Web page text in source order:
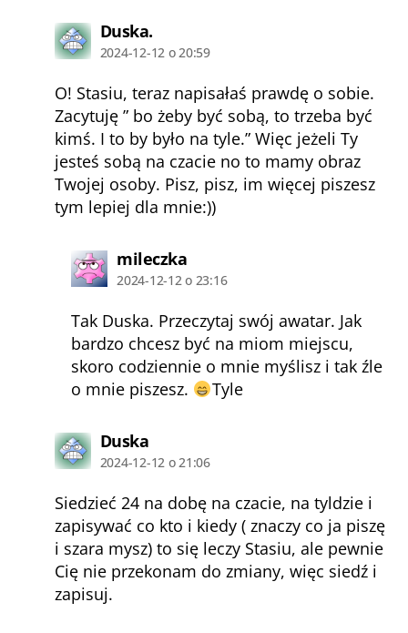
Duska.komentarz:
2024-12-12 o 20:59
O! Stasiu, teraz napisałaś prawdę o sobie.
Zacytuję ” bo żeby być sobą, to trzeba być
kimś. I to by było na tyle.” Więc jeżeli Ty
jesteś sobą na czacie no to mamy obraz
Twojej osoby. Pisz, pisz, im więcej piszesz
tym lepiej dla mnie:))
mileczkakomentarz:
2024-12-12 o 23:16
Tak Duska. Przeczytaj swój awatar. Jak
bardzo chcesz być na miom miejscu,
skoro codziennie o mnie myślisz i tak źle
o mnie piszesz.
Tyle
Duskakomentarz:
2024-12-12 o 21:06
Siedzieć 24 na dobę na czacie, na tyldzie i
zapisywać co kto i kiedy ( znaczy co ja piszę
i szara mysz) to się leczy Stasiu, ale pewnie
Cię nie przekonam do zmiany, więc siedź i
zapisuj.